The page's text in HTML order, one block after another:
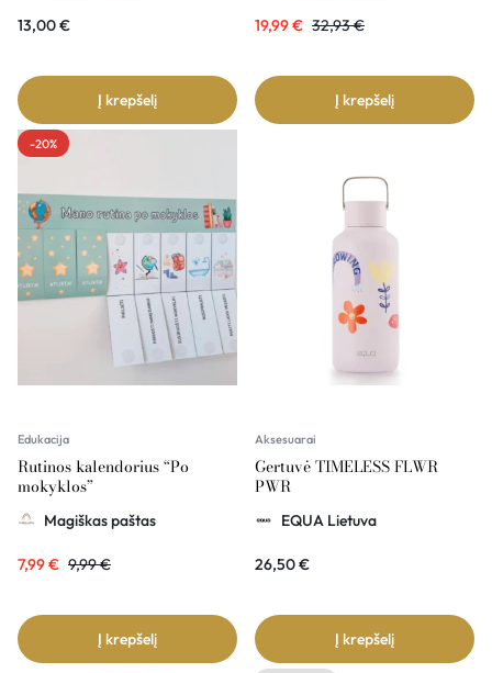
13,00€
Į krepšelį
19,99€ 32,93€
Į krepšelį
-20%
Edukacija
Rutinos kalendorius “Po
mokyklos”
Magiškas paštas
7,99€ 9,99€
Į krepšelį
Aksesuarai
Gertuvė TIMELESS FLWR
PWR
EQUA Lietuva
26,50€
Į krepšelį